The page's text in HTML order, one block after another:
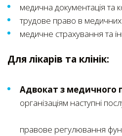
медична документація та
трудове право в медичних
медичне страхування та
Для лікарів та клінік:
Адвокат з медичного
організаціям наступні
правове регулювання